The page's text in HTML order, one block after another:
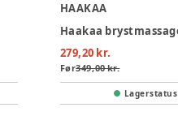
HAAKAA
279,20 kr.
Før349,00 kr.
Lagerstatus